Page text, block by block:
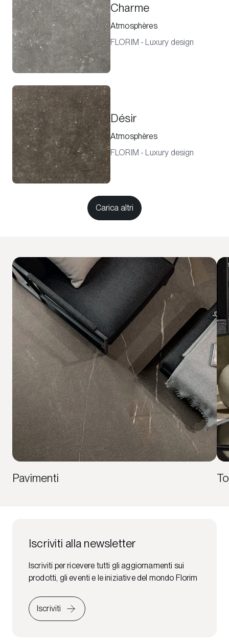
Charme
Atmosphères
FLORIM - Luxury design
Désir
Atmosphères
FLORIM - Luxury design
Carica altri
Pavimenti
Iscriviti alla newsletter
Iscriviti per ricevere tutti gli aggiornamenti sui
prodotti, gli eventi e le iniziative del mondo Florim
Iscriviti